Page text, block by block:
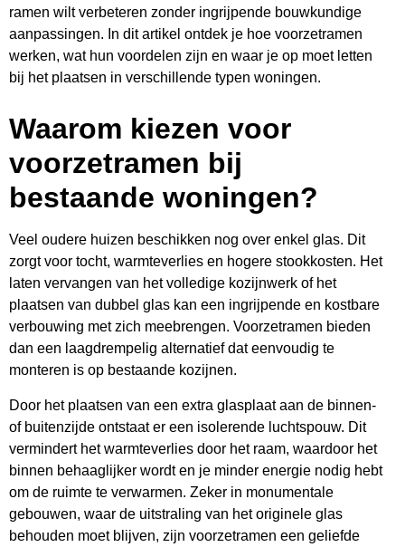
ramen wilt verbeteren zonder ingrijpende bouwkundige
aanpassingen. In dit artikel ontdek je hoe voorzetramen
werken, wat hun voordelen zijn en waar je op moet letten
bij het plaatsen in verschillende typen woningen.
Waarom kiezen voor
voorzetramen bij
bestaande woningen?
Veel oudere huizen beschikken nog over enkel glas. Dit
zorgt voor tocht, warmteverlies en hogere stookkosten. Het
laten vervangen van het volledige kozijnwerk of het
plaatsen van dubbel glas kan een ingrijpende en kostbare
verbouwing met zich meebrengen. Voorzetramen bieden
dan een laagdrempelig alternatief dat eenvoudig te
monteren is op bestaande kozijnen.
Door het plaatsen van een extra glasplaat aan de binnen-
of buitenzijde ontstaat er een isolerende luchtspouw. Dit
vermindert het warmteverlies door het raam, waardoor het
binnen behaaglijker wordt en je minder energie nodig hebt
om de ruimte te verwarmen. Zeker in monumentale
gebouwen, waar de uitstraling van het originele glas
behouden moet blijven, zijn voorzetramen een geliefde